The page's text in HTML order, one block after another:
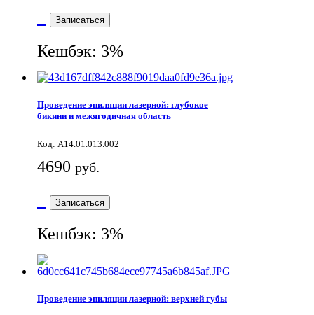
Записаться
Кешбэк: 3%
Проведение эпиляции лазерной: глубокое
бикини и межягодичная область
Код: A14.01.013.002
4690 руб.
Записаться
Кешбэк: 3%
Проведение эпиляции лазерной: верхней губы